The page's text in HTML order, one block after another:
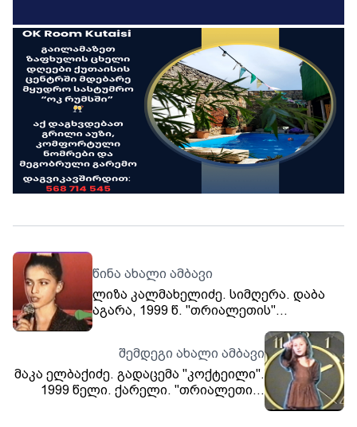
წინა ახალი ამბავი
ლიზა კალმახელიძე. სიმღერა. დაბა
აგარა, 1999 წ. "თრიალეთის"
შემდეგი ახალი ამბავი
მაკა ელბაქიძე. გადაცემა "კოქტეილი".
1999 წელი. ქარელი. "თრიალეთის"